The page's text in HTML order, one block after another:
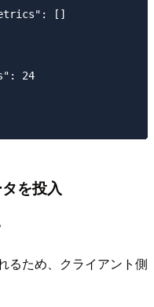
[]
24
を投入
るため、クライアント側